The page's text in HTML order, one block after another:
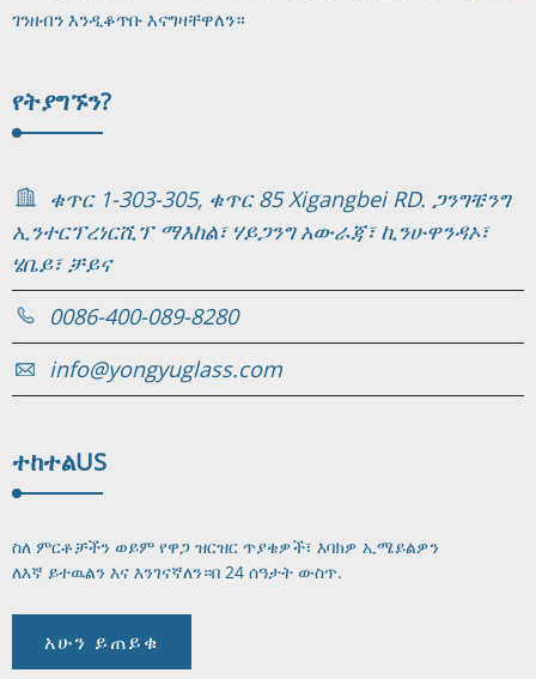
ገንዘብን እንዲቆጥቡ እናግዛቸዋለን።
የትያግኙን?
ቁጥር 1-303-305, ቁጥር 85 Xigangbei RD. ጋንግቼንግ
ኢንተርፕረነርሺፕ ማእከል፣ ሃይጋንግ አውራጃ፣ ኪንሁዋንዳኦ፣
ሄቤይ፣ ቻይና
0086-400-089-8280
info@yongyuglass.com
ተከተልUS
ስለ ምርቶቻችን ወይም የዋጋ ዝርዝር ጥያቄዎች፣ እባክዎ ኢሜይልዎን
ለእኛ ይተዉልን እና እንገናኛለን።በ 24 ሰዓታት ውስጥ.
አሁን ይጠይቁ